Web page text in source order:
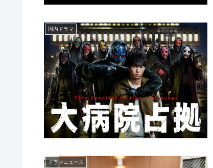
国内ドラマ
ドラマニュース